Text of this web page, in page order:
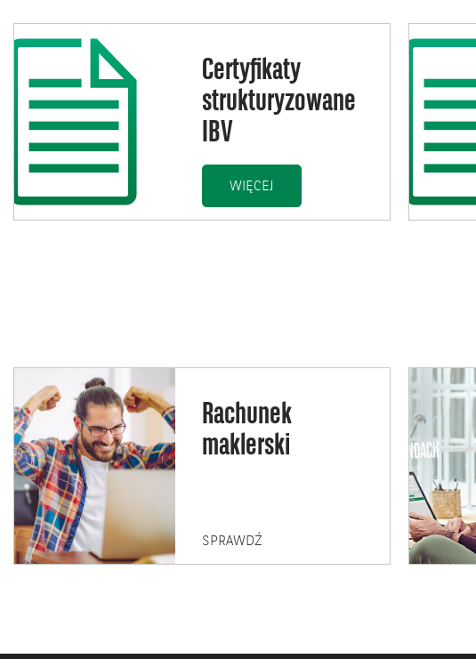
Certyfikaty
strukturyzowane
IBV
WIĘCEJ
Rachunek
maklerski
SPRAWDŹRACHUNEK